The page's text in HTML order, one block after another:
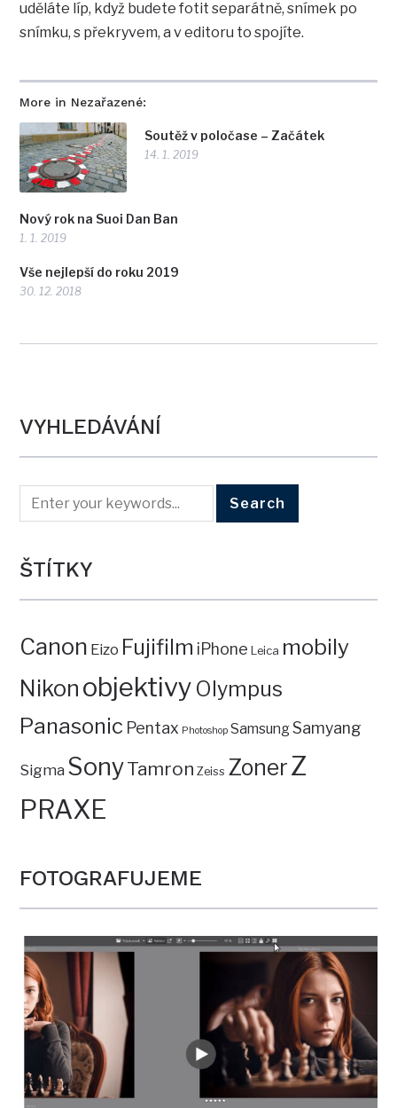
More in Nezařazené:
Soutěž v poločase – Začátek
14. 1. 2019
Nový rok na Suoi Dan Ban
1. 1. 2019
Vše nejlepší do roku 2019
30. 12. 2018
uděláte líp, když budete fotit separátně, snímek po
snímku, s překryvem, a v editoru to spojíte.
VYHLEDÁVÁNÍ
ŠTÍTKY
Canon Eizo Fujifilm iPhone Leica mobily
Nikon objektivy Olympus
Panasonic Pentax Photoshop SamsungSamyang
Sigma SonyTamron Zeiss ZonerZ
PRAXE
FOTOGRAFUJEME